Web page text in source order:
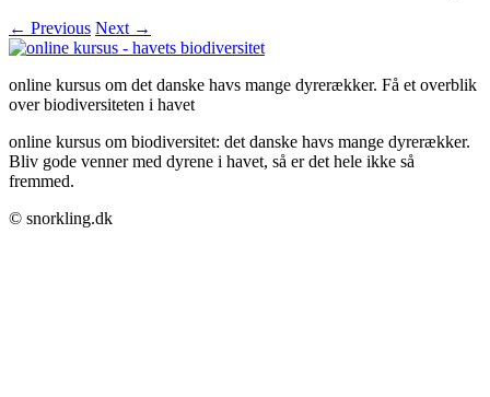
← Previous Next →
online kursus om det danske havs mange dyrerækker. Få et overblik
over biodiversiteten i havet
online kursus om biodiversitet: det danske havs mange dyrerækker.
Bliv gode venner med dyrene i havet, så er det hele ikke så
fremmed.
© snorkling.dk